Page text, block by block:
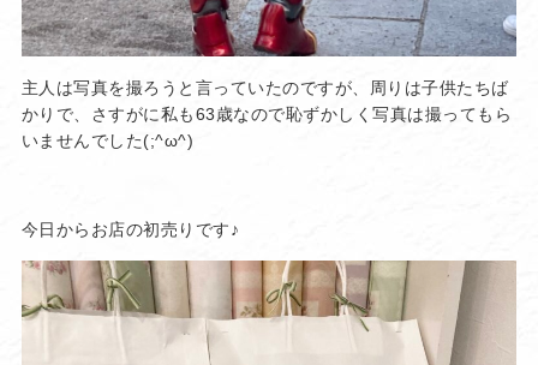
主人は写真を撮ろうと言っていたのですが、周りは子供たちば
かりで、さすがに私も63歳なので恥ずかしく写真は撮ってもら
いませんでした(;^ω^)
今日からお店の初売りです♪